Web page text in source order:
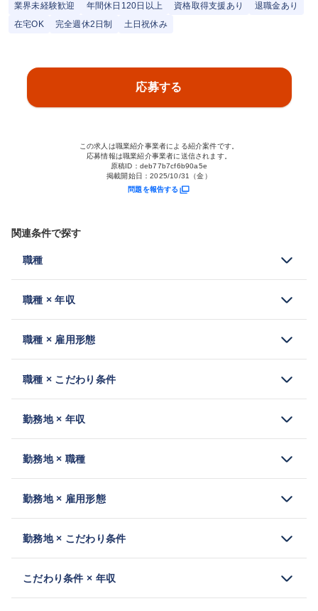
業界未経験歓迎 年間休日120日以上 資格取得支援あり
退職金あり
在宅OK
完全週休2日制 土日祝休み
応募する
この求人は職業紹介事業者による紹介案件です。
応募情報は職業紹介事業者に送信されます。
原稿ID： deb77b7cf6b90a5e
掲載開始日：2025/10/31（金）
問題を報告する
関連条件で探す
職種
職種 × 年収
職種 × 雇用形態
職種 × こだわり条件
勤務地 × 年収
勤務地 × 職種
勤務地 × 雇用形態
勤務地 × こだわり条件
こだわり条件 × 年収